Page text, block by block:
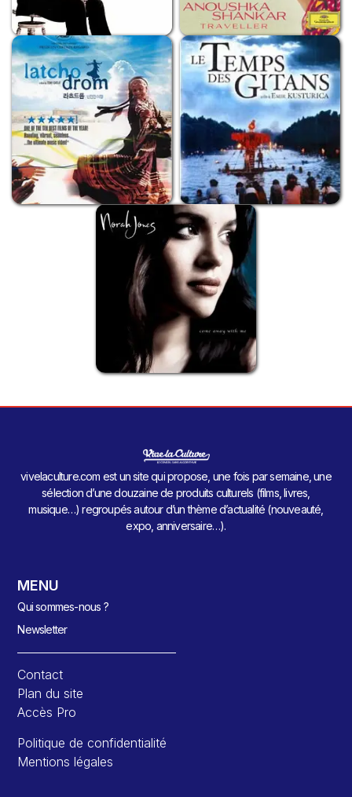
vivelaculture.com est un site qui propose, une fois par semaine, une
sélection d’une douzaine de produits culturels (films, livres,
musique…) regroupés autour d’un thème d’actualité (nouveauté,
expo, anniversaire…).
MENU
Qui sommes-nous ?
Newsletter
Contact
Plan du site
Accès Pro
Politique de confidentialité
Mentions légales